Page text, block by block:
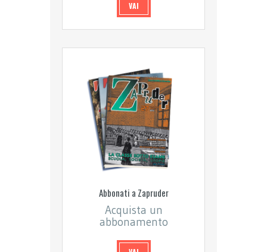
VAI
Abbonati a Zapruder
Acquista un
abbonamento